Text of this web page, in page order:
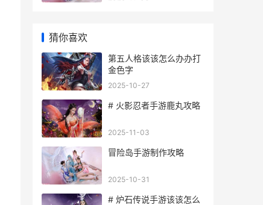
猜你喜欢
第五人格该该怎么办办打
金色字
2025-10-27
# 火影忍者手游鹿丸攻略
2025-11-03
冒险岛手游制作攻略
2025-10-31
# 炉石传说手游该该怎么